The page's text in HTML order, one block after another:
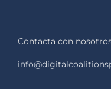
Contacta con